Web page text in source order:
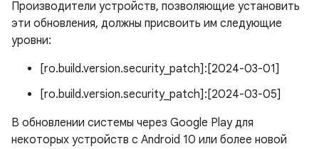
Производители устройств, позволяющие установить
эти обновления, должны присвоить им следующие
уровни:
[ro.build.version.security_patch]:[2024-03-01]
[ro.build.version.security_patch]:[2024-03-05]
В обновлении системы через Google Play для
некоторых устройств с Android 10 или более новой